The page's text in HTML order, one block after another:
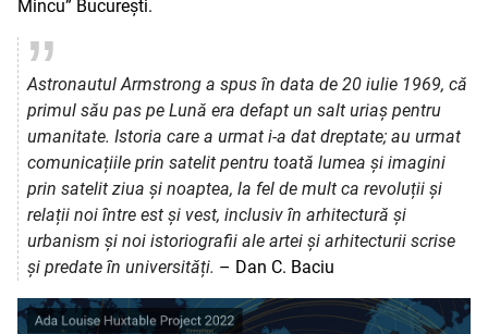
Mincu” București.
Astronautul Armstrong a spus în data de 20 iulie 1969, că
primul său pas pe Lună era defapt un salt uriaș pentru
umanitate. Istoria care a urmat i-a dat dreptate; au urmat
comunicațiile prin satelit pentru toată lumea și imagini
prin satelit ziua și noaptea, la fel de mult ca revoluții și
relații noi între est și vest, inclusiv în arhitectură și
urbanism și noi istoriografii ale artei și arhitecturii scrise
și predate în universități. – Dan C. Baciu